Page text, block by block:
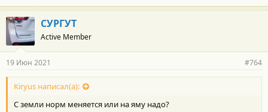
СУРГУТ
Active Member
19 Июн 2021 #764
Kiryus написал(а):
С земли норм меняется или на яму надо?